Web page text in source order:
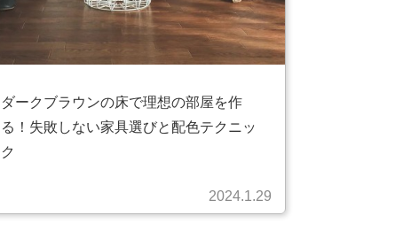
ダークブラウンの床で理想の部屋を作
る！失敗しない家具選びと配色テクニッ
ク
2024.1.29